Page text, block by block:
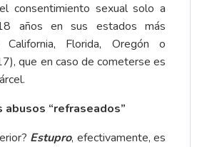
consentimiento sexual solo a
años en sus estados más
Florida, Oregón o
que en caso de cometerse es
“refraseados”
Estupro, efectivamente, es